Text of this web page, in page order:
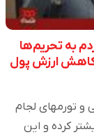
به تحریم‌ها
کاهش ارزش پول
تورمهای لجام
کرده و این